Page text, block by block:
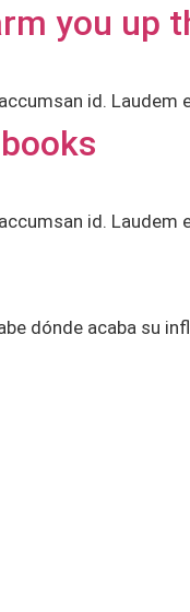
you up
id.
id.
dónde acaba su